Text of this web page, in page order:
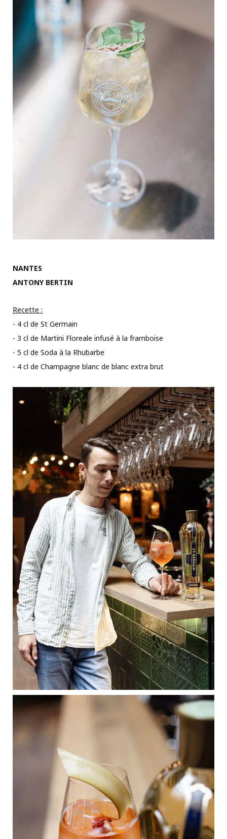
NANTES
ANTONY BERTIN
Recette :
- 4 cl de St Germain
- 3 cl de Martini Floreale infusé à la framboise
- 5 cl de Soda à la Rhubarbe
- 4 cl de Champagne blanc de blanc extra brut